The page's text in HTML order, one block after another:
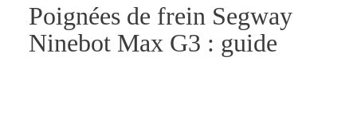
Poignées de frein Segway
Ninebot Max G3 : guide